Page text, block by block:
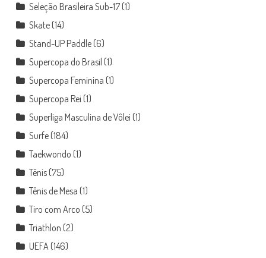
Seleção Brasileira Sub-17(1)
Skate(14)
Stand-UP Paddle(6)
Supercopa do Brasil (1)
Supercopa Feminina (1)
Supercopa Rei (1)
Superliga Masculina de Vôlei (1)
Surfe(184)
Taekwondo (1)
Tênis(75)
Tênis de Mesa (1)
Tiro com Arco (5)
Triathlon (2)
UEFA(146)